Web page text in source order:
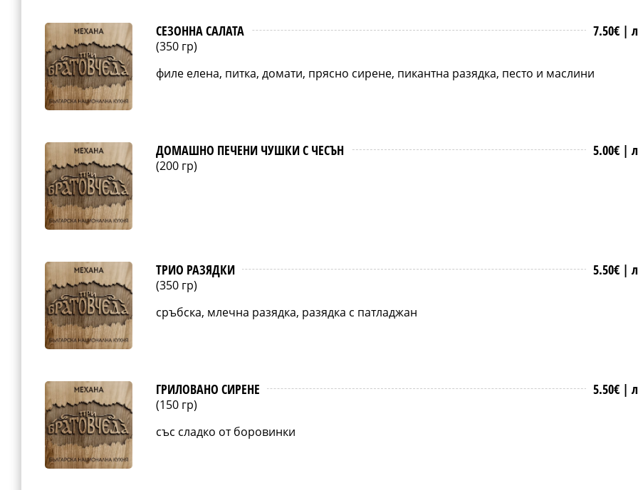
СЕЗОННА САЛАТА 7.50€ |
(350 гр)
филе елена, питка, домати, прясно сирене, пикантна разядка, песто и маслини
ДОМАШНО ПЕЧЕНИ ЧУШКИ С ЧЕСЪН 5.00€ |
(200 гр)
ТРИО РАЗЯДКИ 5.50€ |
(350 гр)
сръбска, млечна разядка, разядка с патладжан
ГРИЛОВАНО СИРЕНЕ 5.50€ |
(150 гр)
със сладко от боровинки